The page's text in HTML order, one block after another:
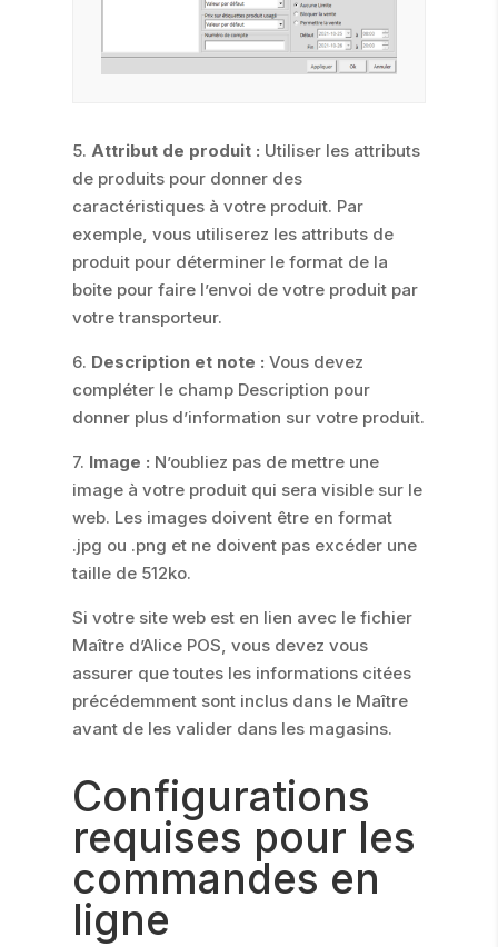
5. Attribut de produit : Utiliser les attributs
de produits pour donner des
caractéristiques à votre produit. Par
exemple, vous utiliserez les attributs de
produit pour déterminer le format de la
boite pour faire l’envoi de votre produit par
votre transporteur.
6. Description et note : Vous devez
compléter le champ Description pour
donner plus d’information sur votre produit.
7. Image : N’oubliez pas de mettre une
image à votre produit qui sera visible sur le
web. Les images doivent être en format
.jpg ou .png et ne doivent pas excéder une
taille de 512ko.
Si votre site web est en lien avec le fichier
Maître d’Alice POS, vous devez vous
assurer que toutes les informations citées
précédemment sont inclus dans le Maître
avant de les valider dans les magasins.
Configurations
requises pour les
commandes en
ligne